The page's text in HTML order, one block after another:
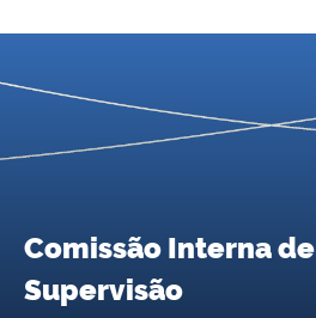
Comissão Interna de
Supervisão